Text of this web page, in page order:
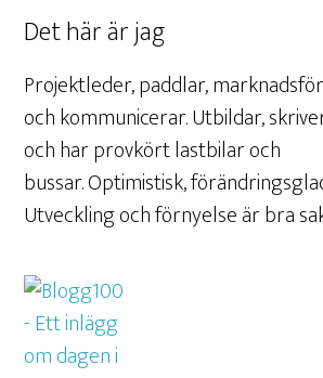
Det här är jag
Projektleder, paddlar, marknadsför
och kommunicerar. Utbildar,
och har provkört lastbilar och
bussar. Optimistisk,
Utveckling och förnyelse är bra